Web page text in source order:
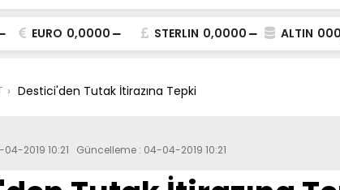
EURO 0,0000 STERLIN 0,0000 ALTIN
Destici'den Tutak İtirazına Tepki
04-2019 10:21 Güncelleme : 04-04-2019 10:21